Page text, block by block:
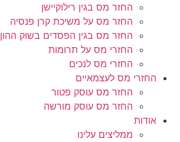
החזר מס בגין רילוקיישן
החזר מס על משיכת קרן פנסיה
החזר מס בגין הפסדים בשוק ההון
החזרי מס על תרומות
החזרי מס לנכים
החזרי מס לעצמאיים
החזר מס עוסק פטור
החזר מס עוסק מורשה
אודות
ממליצים עלינו